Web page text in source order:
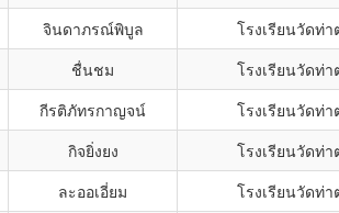
จินดาภรณ์พิบูล โรงเรียนวัดท่
ชื่นชม โรงเรียนวัดท่
กีรติภัทรกาญจน์ โรงเรียนวัดท่
กิจยิ่งยง โรงเรียนวัดท่
ละออเอี่ยม โรงเรียนวัดท่